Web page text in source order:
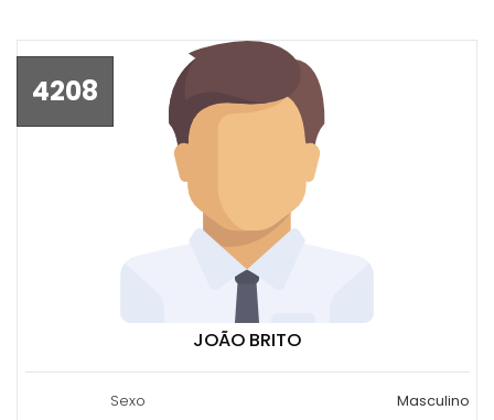
4208
JOÃO BRITO
Sexo
Masculino